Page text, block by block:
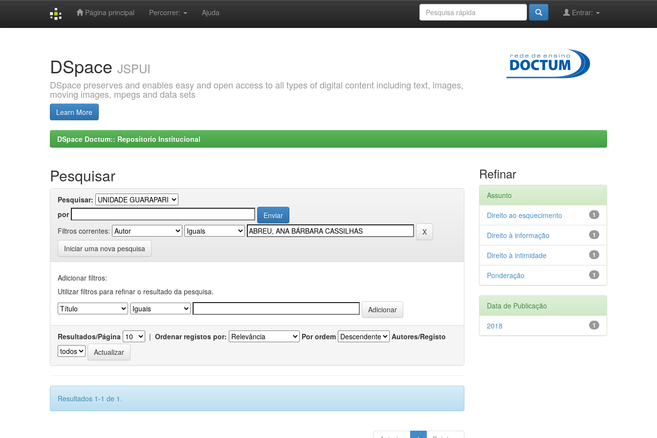
Página principal Percorrer: Ajuda Entrar:
DSpace JSPUI
DSpace preserves and enables easy and open access to all types of digital content including text, images,
moving images, mpegs and data sets
Learn More
DSpace Doctum:: Repositorio Institucional
Pesquisar
Pesquisar:
por
Filtros correntes:
Iniciar uma nova pesquisa
Adicionar filtros:
Utilizar filtros para refinar o resultado da pesquisa.
Resultados/Página | Ordenar registos por: Por ordem Autores/Registo
Resultados 1-1 de 1.
Refinar
Assunto
1
Direito ao esquecimento
1
Direito à informação
1
Direito à intimidade
1
Ponderação
Data de Publicação
1
2018